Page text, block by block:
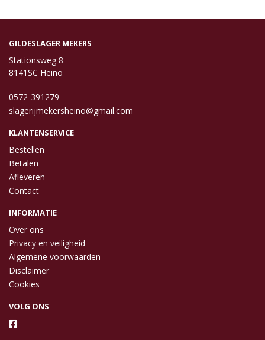
GILDESLAGER MEKERS
Stationsweg 8
8141SC Heino
0572-391279
slagerijmekersheino@gmail.com
KLANTENSERVICE
Bestellen
Betalen
Afleveren
Contact
INFORMATIE
Over ons
Privacy en veiligheid
Algemene voorwaarden
Disclaimer
Cookies
VOLG ONS